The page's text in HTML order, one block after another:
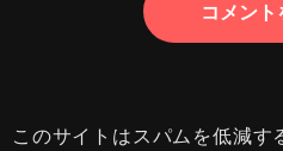
このサイトはスパムを低減